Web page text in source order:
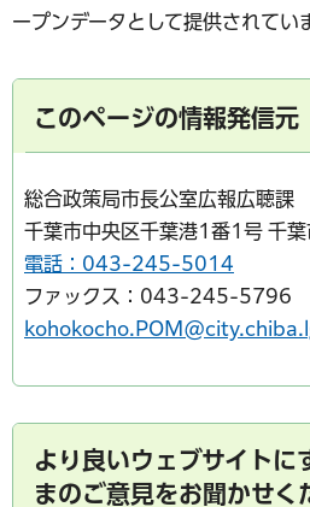
ープンデータとして提供されてい
このページの情報発信元
総合政策局市長公室広報広聴課
千葉市中央区千葉港1番1号 千
電話：043-245-5014
ファックス：043-245-5796
より良いウェブサイトに
まのご意見をお聞かせく